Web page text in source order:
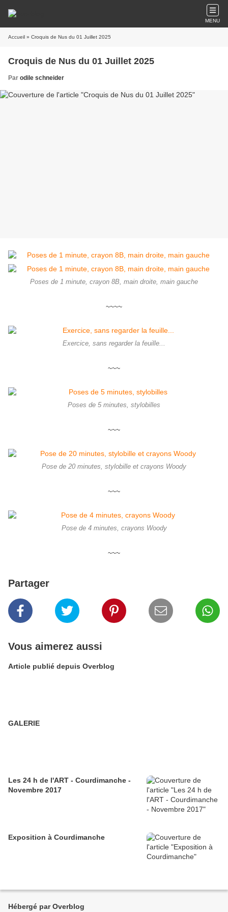
MENU
Accueil » Croquis de Nus du 01 Juillet 2025
Croquis de Nus du 01 Juillet 2025
Par odile schneider
Poses de 1 minute, crayon 8B, main droite, main gauche
~~~~
Exercice, sans regarder la feuille...
~~~
Poses de 5 minutes, stylobilles
~~~
Pose de 20 minutes, stylobille et crayons Woody
~~~
Pose de 4 minutes, crayons Woody
~~~
Partager
Vous aimerez aussi
Article publié depuis Overblog
GALERIE
Les 24 h de l'ART - Courdimanche -
Novembre 2017
Exposition à Courdimanche
Hébergé par Overblog